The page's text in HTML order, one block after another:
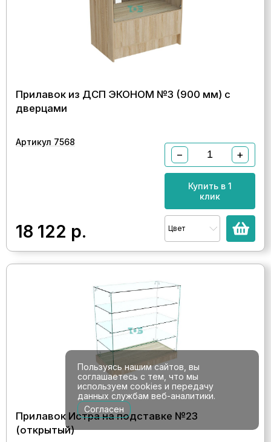
Прилавок из ДСП ЭКОНОМ №3 (900 мм) с
дверцами
Артикул 7568
18 122 р.
− +
Купить в 1
клик
Цвет
Прилавок Истра на подставке №23
(открытый)
Пользуясь нашим сайтов, вы
соглашаетесь с тем, что мы
используем cookies и передачу
данных службам веб-аналитики.
Согласен